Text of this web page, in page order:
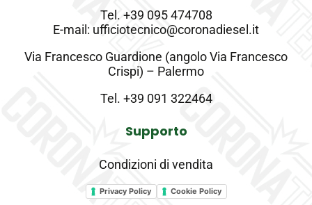
Tel. +39 095 474708
E-mail: ufficiotecnico@coronadiesel.it
Via Francesco Guardione (angolo Via Francesco
Crispi) – Palermo
Tel. +39 091 322464
Supporto
Condizioni di vendita
Privacy Policy Cookie Policy